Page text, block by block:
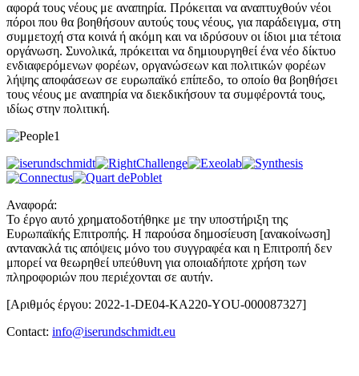
αφορά τους νέους με αναπηρία. Πρόκειται να αναπτυχθούν νέοι
πόροι που θα βοηθήσουν αυτούς τους νέους, για παράδειγμα, στη
συμμετοχή στα κοινά ή ακόμη και να ιδρύσουν οι ίδιοι μια τέτοια
οργάνωση. Συνολικά, πρόκειται να δημιουργηθεί ένα νέο δίκτυο
ενδιαφερόμενων φορέων, οργανώσεων και πολιτικών φορέων
λήψης αποφάσεων σε ευρωπαϊκό επίπεδο, το οποίο θα βοηθήσει
τους νέους με αναπηρία να διεκδικήσουν τα συμφέροντά τους,
ιδίως στην πολιτική.
Αναφορά:
Το έργο αυτό χρηματοδοτήθηκε με την υποστήριξη της
Ευρωπαϊκής Επιτροπής. Η παρούσα δημοσίευση [ανακοίνωση]
αντανακλά τις απόψεις μόνο του συγγραφέα και η Επιτροπή δεν
μπορεί να θεωρηθεί υπεύθυνη για οποιαδήποτε χρήση των
πληροφοριών που περιέχονται σε αυτήν.
[Αριθμός έργου: 2022-1-DE04-KA220-YOU-000087327]
Contact: info@iserundschmidt.eu